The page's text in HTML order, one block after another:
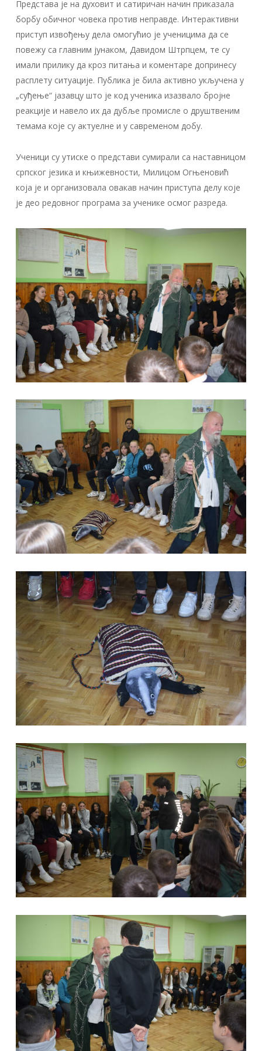
Представа је на духовит и сатиричан начин приказала
борбу обичног човека против неправде. Интерактивни
приступ извођењу дела омогућио је ученицима да се
повежу са главним јунаком, Давидом Штрпцем, те су
имали прилику да кроз питања и коментаре допринесу
расплету ситуације. Публика је била активно укључена у
„суђење“ јазавцу што је код ученика изазвало бројне
реакције и навело их да дубље промисле о друштвеним
темама које су актуелне и у савременом добу.
Ученици су утиске о представи сумирали са наставницом
српског језика и књижевности, Милицом Огњеновић
која је и организовала овакав начин приступа делу које
је део редовног програма за ученике осмог разреда.